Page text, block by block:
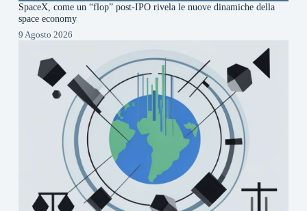
SpaceX, come un “flop” post-IPO rivela le nuove dinamiche della
space economy
9 Agosto 2026